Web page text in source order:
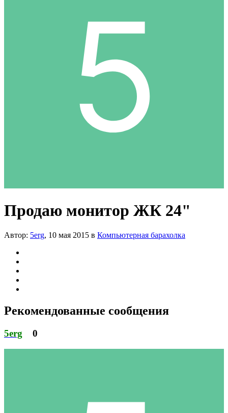
Продаю монитор ЖК 24"
Автор: 5erg, 10 мая 2015 в Компьютерная барахолка
Рекомендованные сообщения
5erg 0